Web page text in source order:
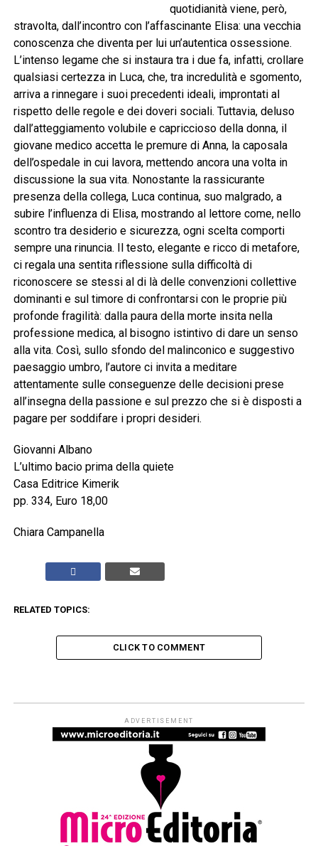
quotidianità viene, però,
stravolta, dall’incontro con l’affascinante Elisa: una vecchia
conoscenza che diventa per lui un’autentica ossessione.
L’intenso legame che si instaura tra i due fa, infatti, crollare
qualsiasi certezza in Luca, che, tra incredulità e sgomento,
arriva a rinnegare i suoi precedenti ideali, improntati al
rispetto delle regole e dei doveri sociali. Tuttavia, deluso
dall’atteggiamento volubile e capriccioso della donna, il
giovane medico accetta le premure di Anna, la caposala
dell’ospedale in cui lavora, mettendo ancora una volta in
discussione la sua vita. Nonostante la rassicurante
presenza della collega, Luca continua, suo malgrado, a
subire l’influenza di Elisa, mostrando al lettore come, nello
scontro tra desiderio e sicurezza, ogni scelta comporti
sempre una rinuncia. Il testo, elegante e ricco di metafore,
ci regala una sentita riflessione sulla difficoltà di
riconoscere se stessi al di là delle convenzioni collettive
dominanti e sul timore di confrontarsi con le proprie più
profonde fragilità: dalla paura della morte insita nella
professione medica, al bisogno istintivo di dare un senso
alla vita. Così, sullo sfondo del malinconico e suggestivo
paesaggio umbro, l’autore ci invita a meditare
attentamente sulle conseguenze delle decisioni prese
all’insegna della passione e sul prezzo che si è disposti a
pagare per soddifare i propri desideri.
Giovanni Albano
L’ultimo bacio prima della quiete
Casa Editrice Kimerik
pp. 334, Euro 18,00
Chiara Campanella
RELATED TOPICS:
CLICK TO COMMENT
ADVERTISEMENT